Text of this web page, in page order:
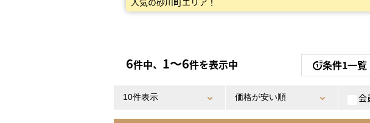
6件中、 1〜6件を表示中 条件1一覧
会